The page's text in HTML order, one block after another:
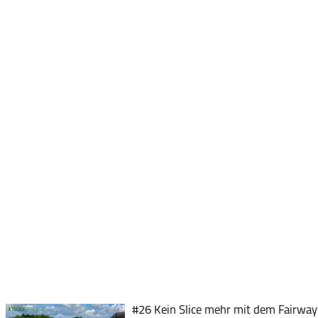
#26 Kein Slice mehr mit dem